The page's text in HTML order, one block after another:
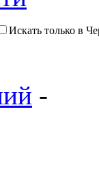
Искать только в
-